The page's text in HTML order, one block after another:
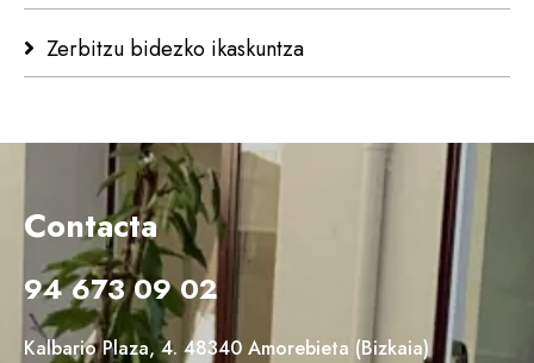
Zerbitzu bidezko ikaskuntza
Contacta
94 673 09 02
Kalbario Plaza, 4. 48340 Amorebieta (Bizkaia)